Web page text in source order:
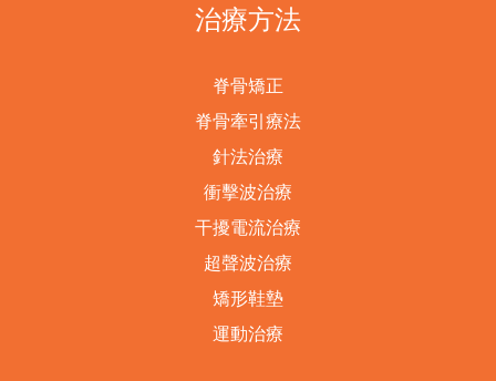
治療方法
脊骨矯正
脊骨牽引療法
針法治療
衝擊波治療
干擾電流治療
超聲波治療
矯形鞋墊
運動治療